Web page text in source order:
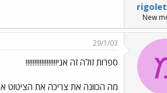
New
29/1/03
ספרות זולה זה אני!!!!!!!!!!!!!!!!!!
מה הכוונה את צריכה את הציטוט